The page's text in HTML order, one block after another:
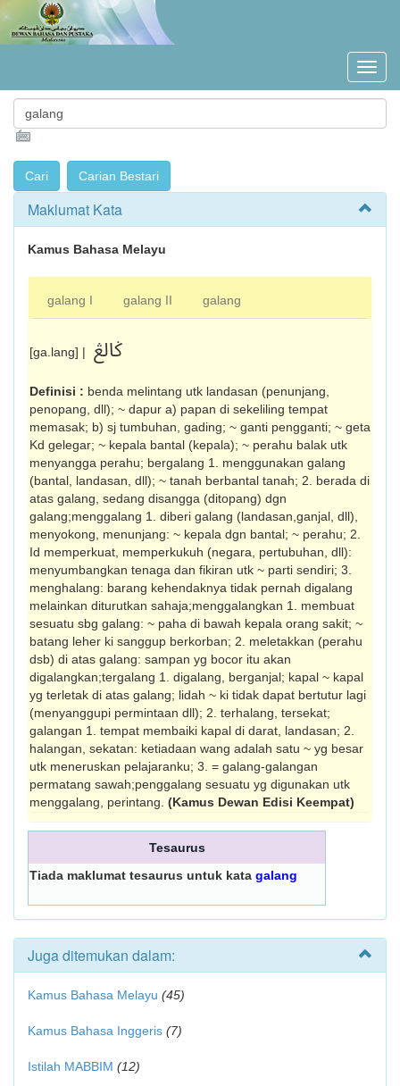
Maklumat Kata
Kamus Bahasa Melayu
galang I galang II galang
[ga.lang] | ݢالڠ
Definisi : benda melintang utk landasan (penunjang,
penopang, dll); ~ dapur a) papan di sekeliling tempat
memasak; b) sj tumbuhan, gading; ~ ganti pengganti; ~ geta
Kd gelegar; ~ kepala bantal (kepala); ~ perahu balak utk
menyangga perahu; bergalang 1. menggunakan galang
(bantal, landasan, dll); ~ tanah berbantal tanah; 2. berada di
atas galang, sedang disangga (ditopang) dgn
galang;menggalang 1. diberi galang (landasan,ganjal, dll),
menyokong, menunjang: ~ kepala dgn bantal; ~ perahu; 2.
Id memperkuat, memperkukuh (negara, pertubuhan, dll):
menyumbangkan tenaga dan fikiran utk ~ parti sendiri; 3.
menghalang: barang kehendaknya tidak pernah digalang
melainkan diturutkan sahaja;menggalangkan 1. membuat
sesuatu sbg galang: ~ paha di bawah kepala orang sakit; ~
batang leher ki sanggup berkorban; 2. meletakkan (perahu
dsb) di atas galang: sampan yg bocor itu akan
digalangkan;tergalang 1. digalang, berganjal; kapal ~ kapal
yg terletak di atas galang; lidah ~ ki tidak dapat bertutur lagi
(menyanggupi permintaan dll); 2. terhalang, tersekat;
galangan 1. tempat membaiki kapal di darat, landasan; 2.
halangan, sekatan: ketiadaan wang adalah satu ~ yg besar
utk meneruskan pelajaranku; 3. = galang-galangan
permatang sawah;penggalang sesuatu yg digunakan utk
menggalang, perintang. (Kamus Dewan Edisi Keempat)
Tesaurus
Tiada maklumat tesaurus untuk kata galang
Juga ditemukan dalam:
Kamus Bahasa Melayu (45)
Kamus Bahasa Inggeris (7)
Istilah MABBIM (12)